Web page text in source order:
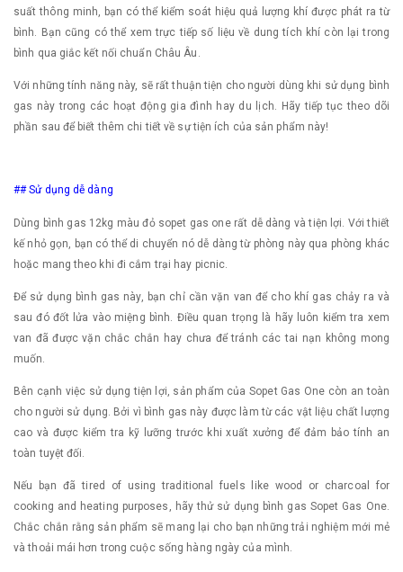
suất thông minh, bạn có thể kiểm soát hiệu quả lượng khí được phát ra từ
bình. Bạn cũng có thể xem trực tiếp số liệu về dung tích khí còn lại trong
bình qua giắc kết nối chuẩn Châu Âu.
Với những tính năng này, sẽ rất thuận tiện cho người dùng khi sử dụng bình
gas này trong các hoạt động gia đình hay du lịch. Hãy tiếp tục theo dõi
phần sau để biết thêm chi tiết về sự tiện ích của sản phẩm này!
## Sử dụng dễ dàng
Dùng bình gas 12kg màu đỏ sopet gas one rất dễ dàng và tiện lợi. Với thiết
kế nhỏ gọn, bạn có thể di chuyển nó dễ dàng từ phòng này qua phòng khác
hoặc mang theo khi đi cắm trại hay picnic.
Để sử dụng bình gas này, bạn chỉ cần vặn van để cho khí gas chảy ra và
sau đó đốt lửa vào miệng bình. Điều quan trọng là hãy luôn kiểm tra xem
van đã được vặn chắc chắn hay chưa để tránh các tai nạn không mong
muốn.
Bên cạnh việc sử dụng tiện lợi, sản phẩm của Sopet Gas One còn an toàn
cho người sử dụng. Bởi vì bình gas này được làm từ các vật liệu chất lượng
cao và được kiểm tra kỹ lưỡng trước khi xuất xưởng để đảm bảo tính an
toàn tuyệt đối.
Nếu bạn đã tired of using traditional fuels like wood or charcoal for
cooking and heating purposes, hãy thử sử dụng bình gas Sopet Gas One.
Chắc chắn rằng sản phẩm sẽ mang lại cho bạn những trải nghiệm mới mẻ
và thoải mái hơn trong cuộc sống hàng ngày của mình.